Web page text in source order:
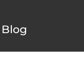
Blog